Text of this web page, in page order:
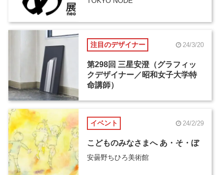
注目のデザイナー 24/3/20
第298回 三星安澄（グラフィッ
クデザイナー／昭和女子大学特
命講師）
イベント 24/2/29
こどものみなさまへ あ・そ・ぼ
安曇野ちひろ美術館